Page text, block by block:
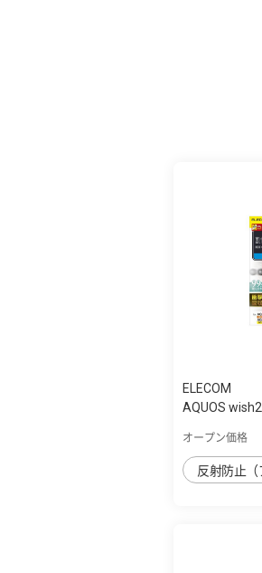
ELECOM
AQUOS
オープン価格
反射防止（